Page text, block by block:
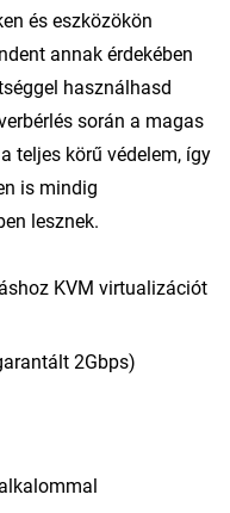
és eszközökön
annak érdekében
használhasd
során a magas
teljes körű védelem, így
is mindig
lesznek.
KVM virtualizációt
2Gbps)